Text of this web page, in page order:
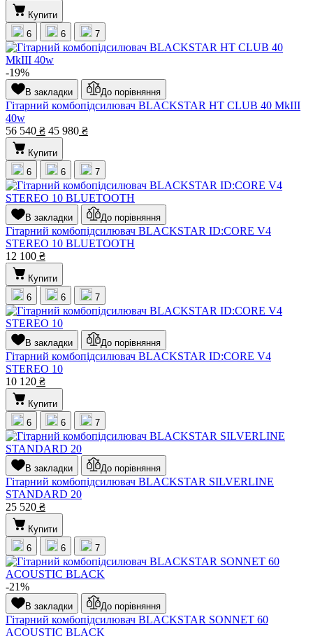
Купити
6
6 7
-19%
В закладки До порівняння
Гітарний комбопідсилювач BLACKSTAR HT CLUB 40 MkIII
40w
56 540 ₴ 45 980 ₴
Купити
6
6 7
В закладки До порівняння
Гітарний комбопідсилювач BLACKSTAR ID:CORE V4
STEREO 10 BLUETOOTH
12 100 ₴
Купити
6
6 7
В закладки До порівняння
Гітарний комбопідсилювач BLACKSTAR ID:CORE V4
STEREO 10
10 120 ₴
Купити
6
6 7
В закладки До порівняння
Гітарний комбопідсилювач BLACKSTAR SILVERLINE
STANDARD 20
25 520 ₴
Купити
6
6 7
-21%
В закладки До порівняння
Гітарний комбопідсилювач BLACKSTAR SONNET 60
ACOUSTIC BLACK